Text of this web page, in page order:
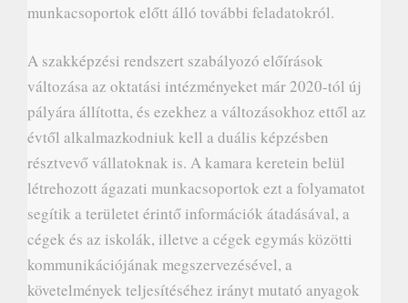
munkacsoportok előtt álló további feladatokról.
A szakképzési rendszert szabályozó előírások
változása az oktatási intézményeket már 2020-tól új
pályára állította, és ezekhez a változásokhoz ettől az
évtől alkalmazkodniuk kell a duális képzésben
résztvevő vállatoknak is. A kamara keretein belül
létrehozott ágazati munkacsoportok ezt a folyamatot
segítik a területet érintő információk átadásával, a
cégek és az iskolák, illetve a cégek egymás közötti
kommunikációjának megszervezésével, a
követelmények teljesítéséhez irányt mutató anyagok